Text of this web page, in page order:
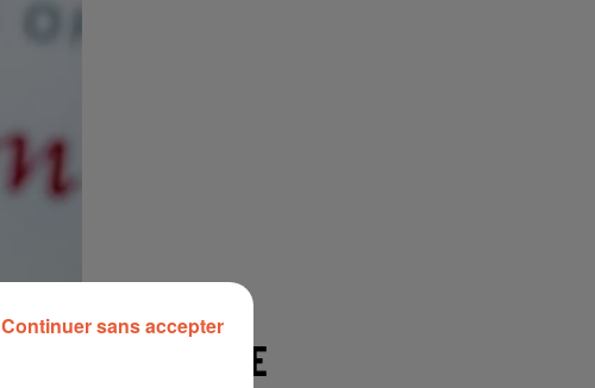
À LA UNE
Continuer sans accepter